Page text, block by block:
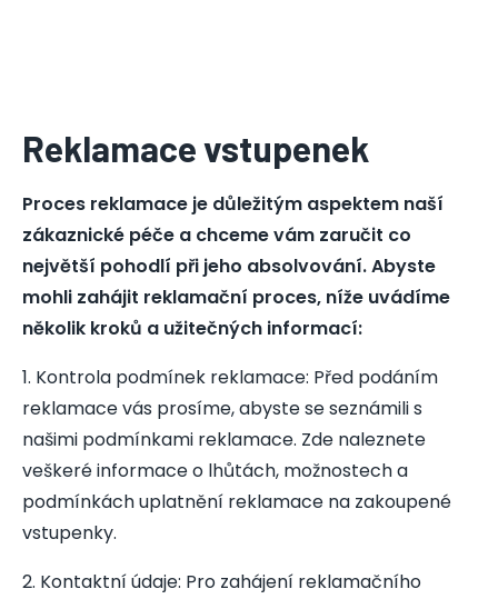
Reklamace vstupenek
Proces reklamace je důležitým aspektem naší
zákaznické péče a chceme vám zaručit co
největší pohodlí při jeho absolvování. Abyste
mohli zahájit reklamační proces, níže uvádíme
několik kroků a užitečných informací:
1. Kontrola podmínek reklamace: Před podáním
reklamace vás prosíme, abyste se seznámili s
našimi podmínkami reklamace. Zde naleznete
veškeré informace o lhůtách, možnostech a
podmínkách uplatnění reklamace na zakoupené
vstupenky.
2. Kontaktní údaje: Pro zahájení reklamačního